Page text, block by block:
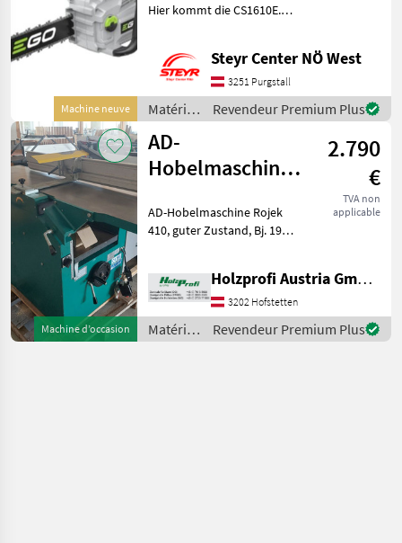
Vogesenblitz
Machine neuve
Hier kommt die CS1610E.
(Kettengeschwindigkeit 20
m/s) durchschneiden Sie
Stämme und Äste ohne
Mühe.
Steyr Center NÖ West
3251 Purgstall
Matériels
forestiers
et
matériels
pour le
du bois /
Oregon
Revendeur Premium Plus
Machine d’occasion
AD-
Hobelmaschine
gebraucht
2.790
€
TVA non
applicable
AD-Hobelmaschine Rojek
410, guter Zustand, Bj. 1997,
kgPreisänderungen
vorbehalten, Irrtümer,
Druck- und Satzfehler
vorbehal
Holzprofi Austria GmbH, Zweigstelle NÖ
3202 Hofstetten
Matériels
forestiers
Revendeur Premium Plus